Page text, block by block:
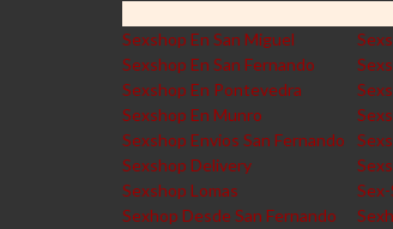
Sexshop En San Miguel
Sexshop En San Fernando
Sexshop En Pontevedra
Sexshop En Munro
Sexshop Envios San Fernando
Sexshop Delivery
Sexshop Lomas
Sexhop Desde San Fernando